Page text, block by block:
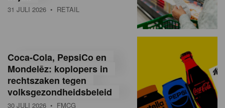
ë
e
a
31 JULI 2026 • RETAIL
Coca-Cola, PepsiCo en
Mondelēz: koplopers in
rechtszaken tegen
volksgezondheidsbeleid
30 JULI 2026 • FMCG